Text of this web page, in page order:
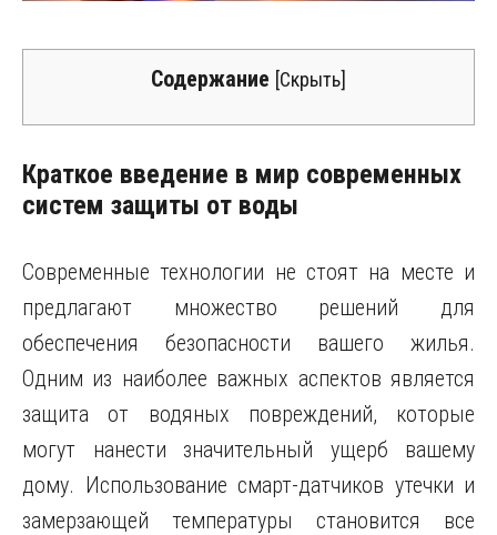
Содержание [Скрыть]
Краткое введение в мир современных
систем защиты от воды
Современные технологии не стоят на месте и
предлагают множество решений для
обеспечения безопасности вашего жилья.
Одним из наиболее важных аспектов является
защита от водяных повреждений, которые
могут нанести значительный ущерб вашему
дому. Использование смарт-датчиков утечки и
замерзающей температуры становится все